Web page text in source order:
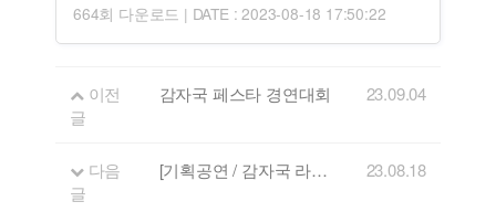
664회 다운로드 | DATE : 2023-08-18 17:50:22
이전
글
감자국 페스타 경연대회 23.09.04
다음
글
[기획공연 / 감자국 라이브] 춘천, 강릉, 원주 공연 23.08.18